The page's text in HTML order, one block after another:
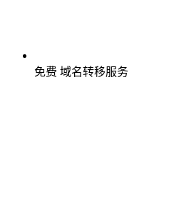
免费 域名转移服务